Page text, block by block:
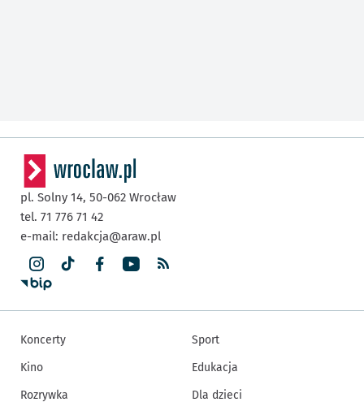
pl. Solny 14, 50-062 Wrocław
tel. 71 776 71 42
e-mail: redakcja@araw.pl
Koncerty
Kino
Rozrywka
Sport
Edukacja
Dla dzieci